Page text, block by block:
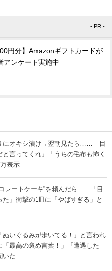
- PR -
円分】Amazonギフトカードが
アンケート実施中
にオキシ漬け→翌朝見たら…… 目
言ってくれ」「うちの毛布も怖く
表示
レートケーキ”を頼んだら……「目
た」衝撃の1皿に「やばすぎる」と
ぬいぐるみが歩いてる！」と言われ
最高の褒め言葉！」「遭遇した
いた